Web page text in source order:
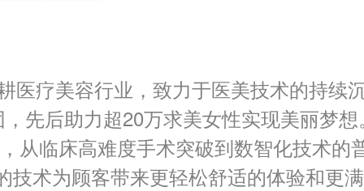
医疗美容行业，致力于医美技术的持续
先后助力超20万求美女性实现美丽梦想
从临床高难度手术突破到数智化技术的
术为顾客带来更轻松舒适的体验和更